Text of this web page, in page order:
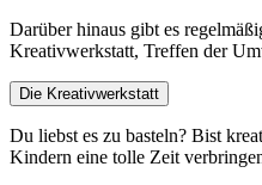
Darüber hinaus gibt es
Kreativwerkstatt, Treffen der
Die Kreativwerkstatt
Du liebst es zu basteln? Bist
Kindern eine tolle Zeit